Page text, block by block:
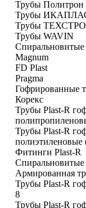
Трубы Политрон
Трубы
Трубы
Трубы WAVIN
Спиральновитые
Magnum
FD Plast
Pragma
Гофрированные
Корекс
Трубы Plast-R
Трубы Plast-R
Фитинги Plast-R
Спиральновитые
Армированная
Трубы Plast-R
8
Трубы Plast-R